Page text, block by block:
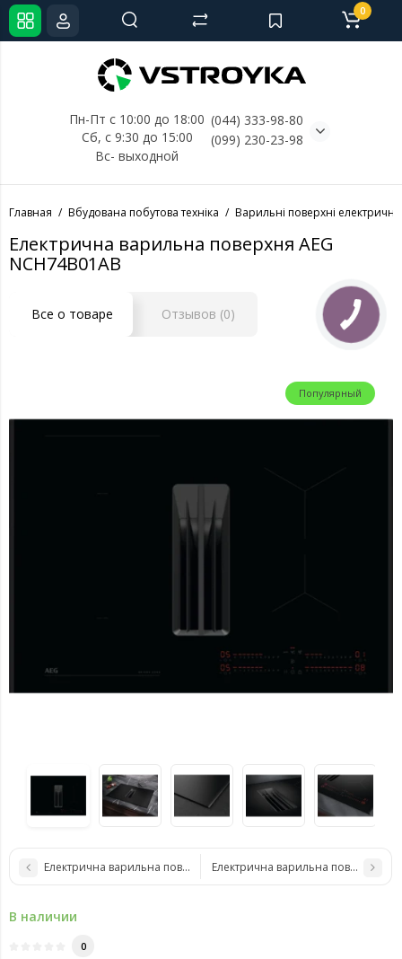
Пн-Пт с 10:00 до 18:00
Сб, с 9:30 до 15:00
Вс- выходной
(044) 333-98-80
(099) 230-23-98
0
Главная Вбудована побутова техніка Варильні поверхні електричні
Електрична варильна поверхня AEG
NCH74B01AB
Все о товаре Отзывов (0)
Популярный
Електрична варильна поверхня AEG IKE74441IBЕлектрична варильна поверхня
В наличии
0